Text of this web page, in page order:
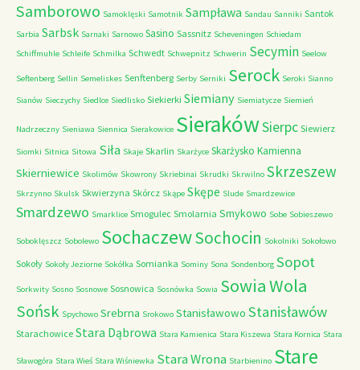
Samborowo Samoklęski Samotnik Sampława Sandau Sanniki Santok
Sarbia Sarbsk Sarnaki Sarnowo Sasino Sassnitz Scheveningen Schiedam
Schiffmuhle Schleife Schmilka Schwedt Schwepnitz Schwerin Secymin Seelow
Seftenberg Sellin Semeliskes Senftenberg Serby Serniki Serock Seroki Sianno
Sianów Sieczychy Siedlce Siedlisko Siekierki Siemiany Siemiatycze Siemień
Nadrzeczny Sieniawa Siennica Sierakowice SierakówSierpc Siewierz
Siomki Sitnica Sitowa Siła Skaje Skarlin Skarżyce Skarżysko Kamienna
Skierniewice Skolimów Skowrony Skriebinai Skrudki Skrwilno Skrzeszew
Skrzynno Skulsk Skwierzyna Skórcz Skąpe Skępe Slude Smardzewice
Smardzewo Smarklice Smogulec Smolarnia Smykowo Sobe Sobieszewo
Soboklęszcz Sobolewo SochaczewSochocin Sokolniki Sokołowo
Sokoły Sokoły Jeziorne Sokółka Somianka Sominy Sona Sondenborg Sopot
Sorkwity Sosno Sosnowe Sosnowica Sosnówka Sowia Sowia Wola
Sońsk Spychowo Srebrna Srokowo Stanisławowo Stanisławów
Starachowice Stara Dąbrowa Stara Kamienica Stara Kiszewa Stara Kornica Stara
Sławogóra Stara Wieś Stara Wiśniewka Stara Wrona Starbienino Stare